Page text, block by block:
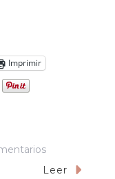
Imprimir
En
Sonora
Leer